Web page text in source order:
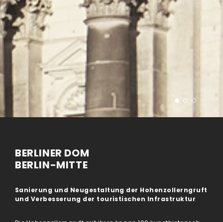
BERLINER DOM
BERLIN-MITTE
Sanierung und Neugestaltung der Hohenzollerngruft
und Verbesserung der touristischen Infrastruktur